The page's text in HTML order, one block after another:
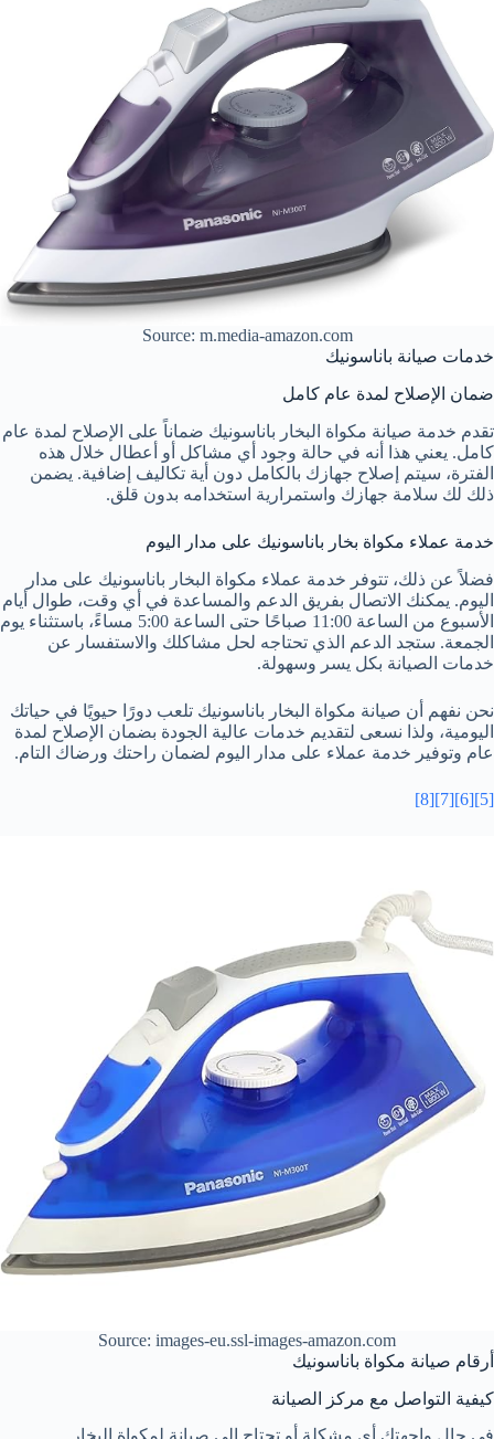
Source: m.media-amazon.com
خدمات صيانة باناسونيك
ضمان الإصلاح لمدة عام كامل
تقدم خدمة صيانة مكواة البخار باناسونيك ضماناً على الإصلاح لمدة عام
كامل. يعني هذا أنه في حالة وجود أي مشاكل أو أعطال خلال هذه
الفترة، سيتم إصلاح جهازك بالكامل دون أية تكاليف إضافية. يضمن
ذلك لك سلامة جهازك واستمرارية استخدامه بدون قلق.
خدمة عملاء مكواة بخار باناسونيك على مدار اليوم
فضلاً عن ذلك، تتوفر خدمة عملاء مكواة البخار باناسونيك على مدار
اليوم. يمكنك الاتصال بفريق الدعم والمساعدة في أي وقت، طوال أيام
الأسبوع من الساعة 11:00 صباحًا حتى الساعة 5:00 مساءً، باستثناء يوم
الجمعة. ستجد الدعم الذي تحتاجه لحل مشاكلك والاستفسار عن
خدمات الصيانة بكل يسر وسهولة.
نحن نفهم أن صيانة مكواة البخار باناسونيك تلعب دورًا حيويًا في حياتك
اليومية، ولذا نسعى لتقديم خدمات عالية الجودة بضمان الإصلاح لمدة
عام وتوفير خدمة عملاء على مدار اليوم لضمان راحتك ورضاك التام.
[5]
[6]
[7]
[8]
Source: images-eu.ssl-images-amazon.com
أرقام صيانة مكواة باناسونيك
كيفية التواصل مع مركز الصيانة